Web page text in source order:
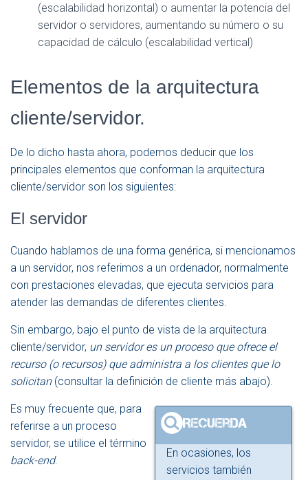
(escalabilidad horizontal) o aumentar la potencia del
servidor o servidores, aumentando su número o su
capacidad de cálculo (escalabilidad vertical)
Elementos de la arquitectura
cliente/servidor.
De lo dicho hasta ahora, podemos deducir que los
principales elementos que conforman la arquitectura
cliente/servidor son los siguientes:
El servidor
Cuando hablamos de una forma genérica, si mencionamos
a un servidor, nos referimos a un ordenador, normalmente
con prestaciones elevadas, que ejecuta servicios para
atender las demandas de diferentes clientes.
Sin embargo, bajo el punto de vista de la arquitectura
cliente/servidor, un servidor es un proceso que ofrece el
recurso (o recursos) que administra a los clientes que lo
solicitan(consultar la definición de cliente más abajo).
En ocasiones, los
servicios también
Es muy frecuente que, para
referirse a un proceso
servidor, se utilice el término
back-end.